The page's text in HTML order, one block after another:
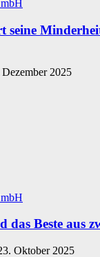
seine
Dezember 2025
das Beste aus
Oktober 2025